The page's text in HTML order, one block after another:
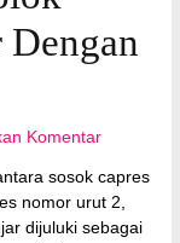
Komentar
sosok capres
nomor urut 2,
dijuluki sebagai